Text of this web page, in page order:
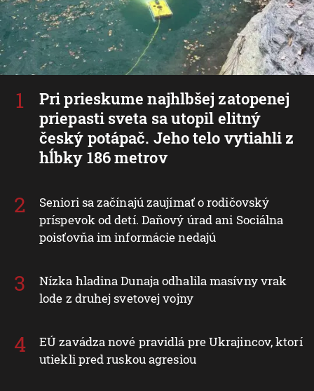
Pri prieskume najhlbšej zatopenej
priepasti sveta sa utopil elitný
český potápač. Jeho telo vytiahli z
hĺbky 186 metrov
Seniori sa začínajú zaujímať o rodičovský
príspevok od detí. Daňový úrad ani Sociálna
poisťovňa im informácie nedajú
Nízka hladina Dunaja odhalila masívny vrak
lode z druhej svetovej vojny
EÚ zavádza nové pravidlá pre Ukrajincov, ktorí
utiekli pred ruskou agresiou